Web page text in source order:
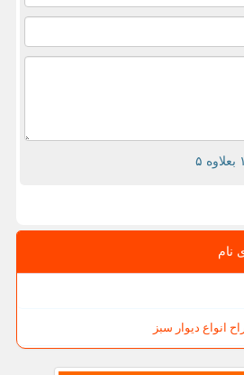
نام
انواع دیوار سبز